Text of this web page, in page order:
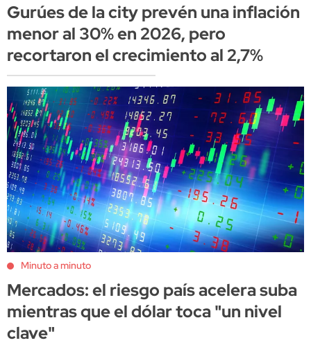
Gurúes de la city prevén una inflación
menor al 30% en 2026, pero
recortaron el crecimiento al 2,7%
Minuto a minuto
Mercados: el riesgo país acelera suba
mientras que el dólar toca "un nivel
clave"